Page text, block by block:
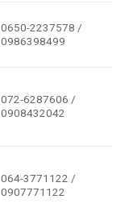
0650-2237578 /
0986398499
072-6287606 /
0908432042
064-3771122 /
0907771122